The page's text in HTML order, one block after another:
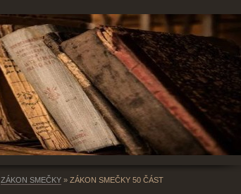
ZÁKON SMEČKY » ZÁKON SMEČKY 50 ČÁST